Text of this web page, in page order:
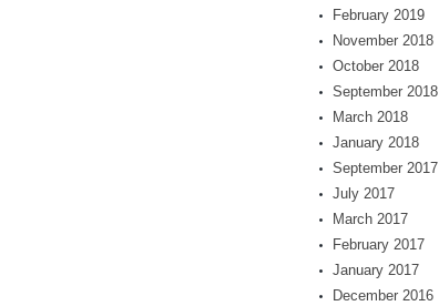
February 2019
November 2018
October 2018
September 2018
March 2018
January 2018
September 2017
July 2017
March 2017
February 2017
January 2017
December 2016